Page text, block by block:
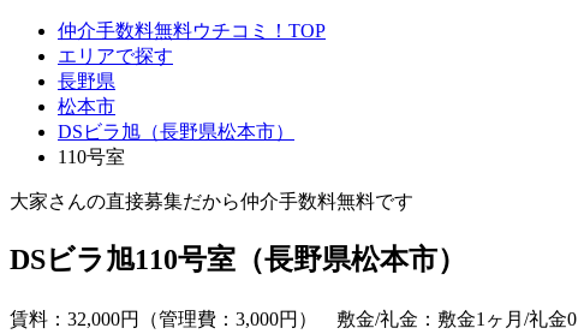
仲介手数料無料ウチコミ！TOP
エリアで探す
長野県
松本市
DSビラ旭（長野県松本市）
110号室
大家さんの直接募集だから仲介手数料無料です
DSビラ旭110号室（長野県松本市）
賃料： 32,000円（管理費：3,000円） 敷金/礼金：敷金1ヶ月/礼金0